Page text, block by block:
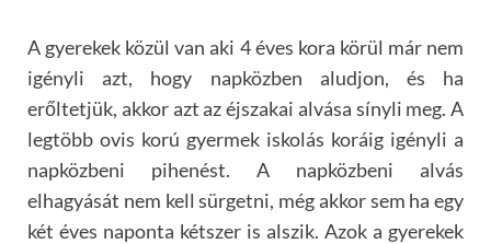
A gyerekek közül van aki 4 éves kora körül már nem
igényli azt, hogy napközben aludjon, és ha
erőltetjük, akkor azt az éjszakai alvása sínyli meg. A
legtöbb ovis korú gyermek iskolás koráig igényli a
napközbeni pihenést. A napközbeni alvás
elhagyását nem kell sürgetni, még akkor sem ha egy
két éves naponta kétszer is alszik. Azok a gyerekek